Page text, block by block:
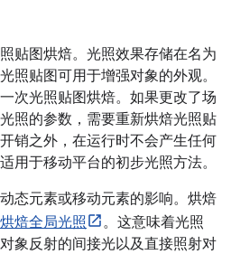
贴图烘焙。 光照效果存储在名为
光照贴图可用于增强对象的外观。
次光照贴图烘焙。如果更改了场
照的参数，需要重新烘焙光照贴
销之外，在运行时不会产生任何
用于移动平台的初步光照方法。
态元素或移动元素的影响。烘焙
烘焙全局光照
。这意味着光照
象反射的间接光以及直接照射对